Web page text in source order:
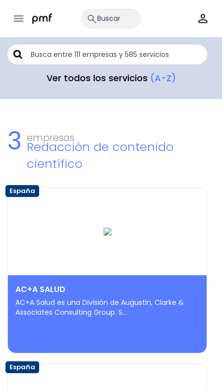
Ver todos los servicios (A-Z)
3 empresas
Redacción de contenido
científico
España
AC+A SALUD
AC+A Salud es una División de Augustin, Clarke &
Associates Consulting Group. S...
España